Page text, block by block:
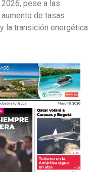
pese a las
de tasas
la transición energética.